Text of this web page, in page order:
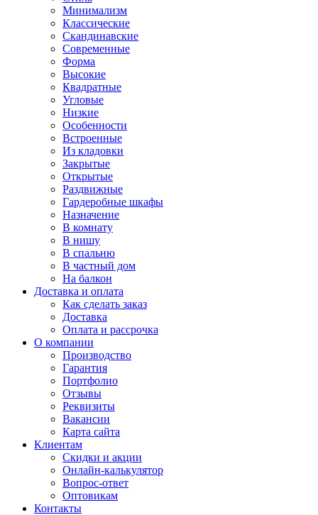
Минимализм
Классические
Скандинавские
Современные
Форма
Высокие
Квадратные
Угловые
Низкие
Особенности
Встроенные
Из кладовки
Закрытые
Открытые
Раздвижные
Гардеробные шкафы
Назначение
В комнату
В нишу
В спальню
В частный дом
На балкон
Доставка и оплата
Как сделать заказ
Доставка
Оплата и рассрочка
О компании
Производство
Гарантия
Портфолио
Отзывы
Реквизиты
Вакансии
Карта сайта
Клиентам
Скидки и акции
Онлайн-калькулятор
Вопрос-ответ
Оптовикам
Контакты